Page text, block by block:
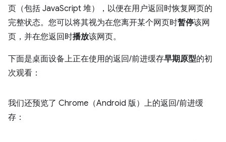
页（包括 JavaScript 堆），以便在用户返回时恢复网页的
完整状态。您可以将其视为在您离开某个网页时暂停该网
页，并在您返回时播放该网页。
下面是桌面设备上正在使用的返回/前进缓存早期原型的初
次观看：
我们还预览了 Chrome（Android 版）上的返回/前进缓
存：